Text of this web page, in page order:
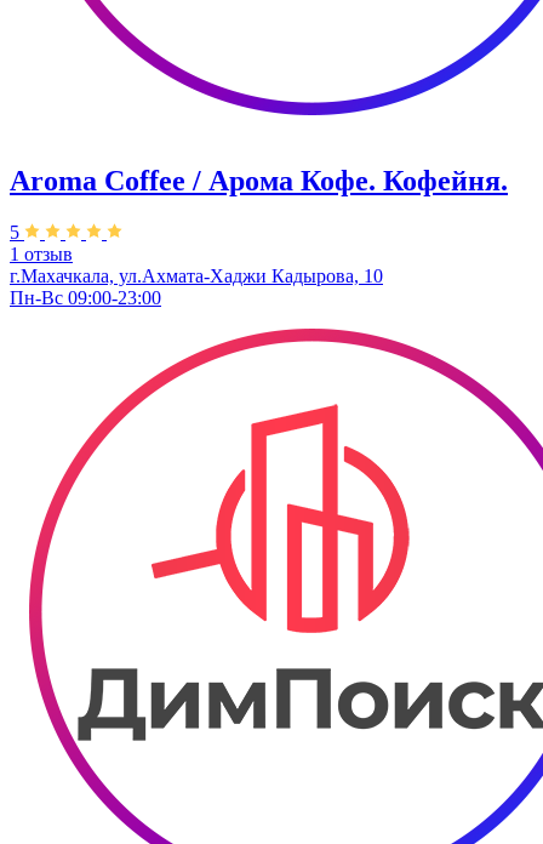
Aroma Coffee / Арома Кофе. Кофейня.
5
1 отзыв
г.Махачкала, ​ул.Ахмата-Хаджи Кадырова, 10
Пн-Вс 09:00-23:00